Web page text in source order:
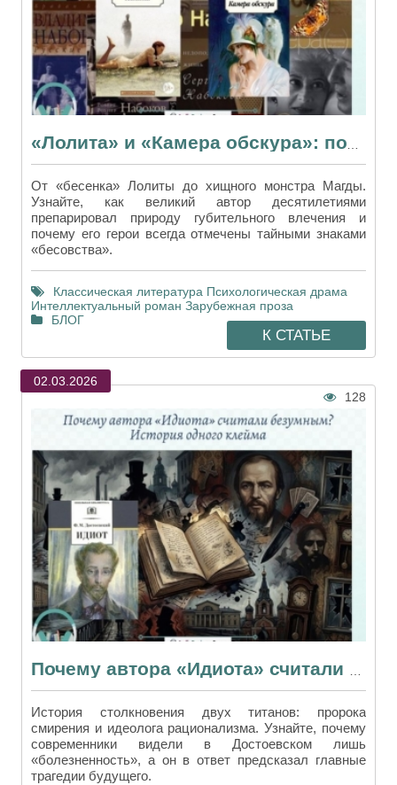
От «бесенка» Лолиты до хищного монстра Магды.
Узнайте, как великий автор десятилетиями
препарировал природу губительного влечения и
почему его герои всегда отмечены тайными знаками
«бесовства».
Классическая литература Психологическая драма
Интеллектуальный роман Зарубежная проза
БЛОГ
К СТАТЬЕ
02.03.2026
128
Почему автора «Идиота» считали безумным? История одного клейма
История столкновения двух титанов: пророка
смирения и идеолога рационализма. Узнайте, почему
современники видели в Достоевском лишь
«болезненность», а он в ответ предсказал главные
трагедии будущего.